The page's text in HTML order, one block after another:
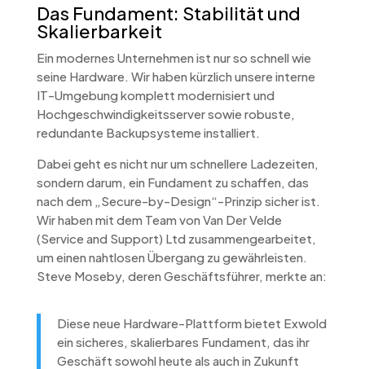
Das Fundament: Stabilität und
Skalierbarkeit
Ein modernes Unternehmen ist nur so schnell wie
seine Hardware. Wir haben kürzlich unsere interne
IT-Umgebung komplett modernisiert und
Hochgeschwindigkeitsserver sowie robuste,
redundante Backupsysteme installiert.
Dabei geht es nicht nur um schnellere Ladezeiten,
sondern darum, ein Fundament zu schaffen, das
nach dem „Secure-by-Design“-Prinzip sicher ist.
Wir haben mit dem Team von Van Der Velde
(Service and Support) Ltd zusammengearbeitet,
um einen nahtlosen Übergang zu gewährleisten.
Steve Moseby, deren Geschäftsführer, merkte an:
Diese neue Hardware-Plattform bietet Exwold
ein sicheres, skalierbares Fundament, das ihr
Geschäft sowohl heute als auch in Zukunft